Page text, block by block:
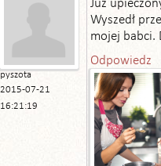
pyszota
2015-07-21
16:21:19
Już
Wyszedł
mojej babci.
Odpowiedz